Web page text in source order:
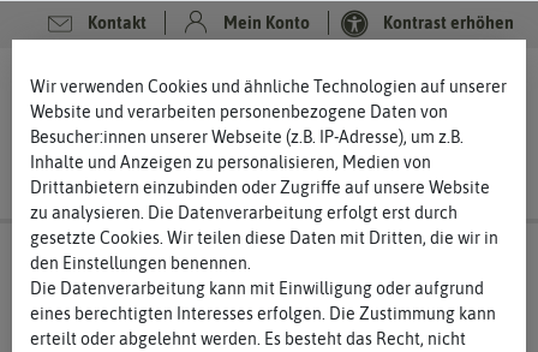
Kontakt Mein Konto Kontrast erhöhen
0 0
Wir verwenden Cookies und ähnliche Technologien auf unserer
Website und verarbeiten personenbezogene Daten von
Besucher:innen unserer Webseite (z.B. IP-Adresse), um z.B.
Inhalte und Anzeigen zu personalisieren, Medien von
Drittanbietern einzubinden oder Zugriffe auf unsere Website
zu analysieren. Die Datenverarbeitung erfolgt erst durch
gesetzte Cookies. Wir teilen diese Daten mit Dritten, die wir in
den Einstellungen benennen.
Die Datenverarbeitung kann mit Einwilligung oder aufgrund
eines berechtigten Interesses erfolgen. Die Zustimmung kann
erteilt oder abgelehnt werden. Es besteht das Recht, nicht